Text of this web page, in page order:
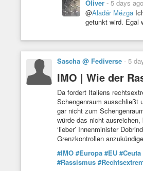
Oliver - 5 days ago
@Aladár Mézga
getunkt wird. Egal
Sascha @ Fediverse - 5
IMO | Wie der
Da fordert Italiens
Schengenraum ausschließt
gar nicht zum
würde das nicht
‘lieber’ Innenminister
Grenzkontrollen
#IMO #Europa #EU #Ceuta
#Rassismus